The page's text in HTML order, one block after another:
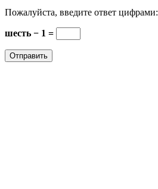
Пожалуйста, введите ответ цифрами:
шесть − 1 =